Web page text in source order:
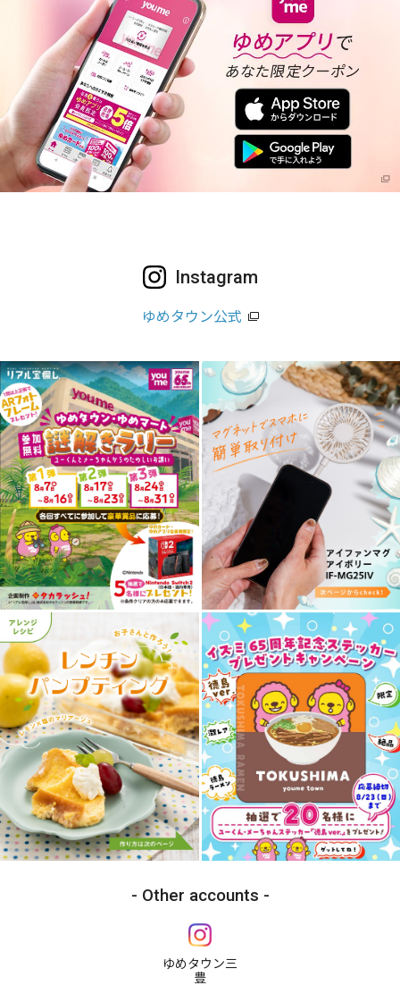
Instagram
ゆめタウン公式
Other accounts
ゆめタウン三
豊